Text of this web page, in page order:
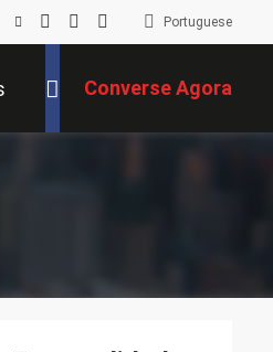
Portuguese
Converse Agora